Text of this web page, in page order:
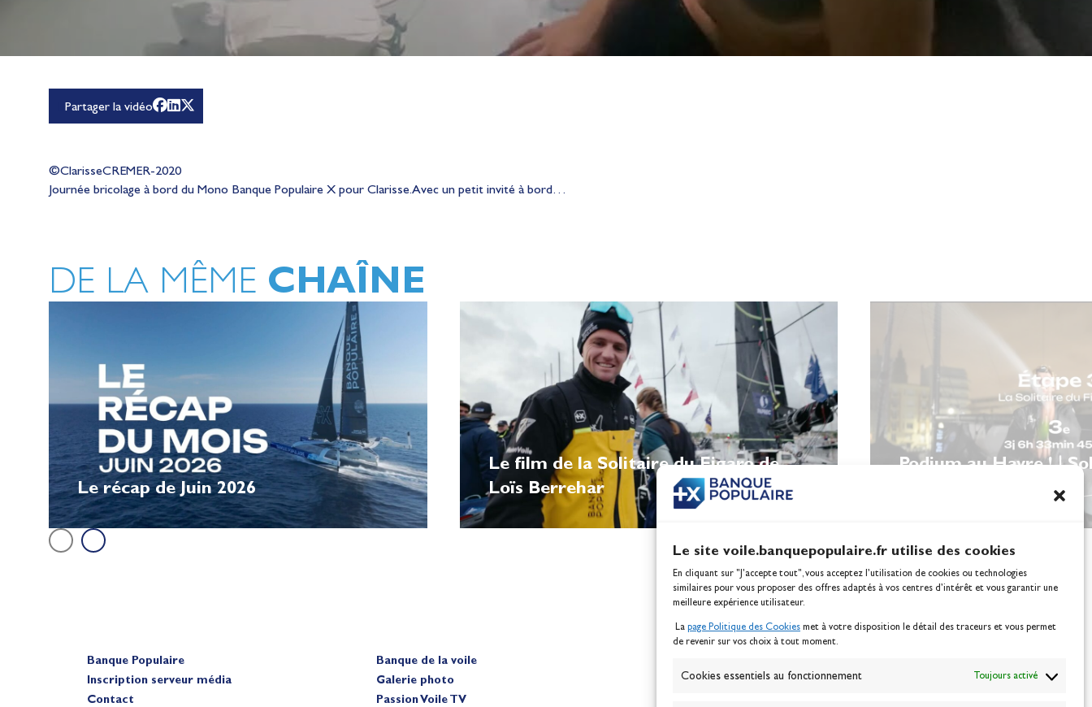
Le site voile.banquepopulaire.fr utilise des cookies
En cliquant sur "J'accepte tout", vous acceptez l’utilisation de cookies ou technologies
similaires pour vous proposer des offres adaptés à vos centres d’intérêt et vous garantir une
meilleure expérience utilisateur.
La page Politique des Cookies met à votre disposition le détail des traceurs et vous permet
de revenir sur vos choix à tout moment.
Cookies essentiels au fonctionnement Toujours activé
Partager la vidéo
©ClarisseCREMER-2020
Journée bricolage à bord du Mono Banque Populaire X pour Clarisse. Avec un petit invité à bord…
DE LA MÊME CHAÎNE
Le récap de Juin 2026
Le film de la Solitaire du Figaro de
Loïs Berrehar
Podium au Havre ! |
Banque Populaire
Inscription serveur média
Contact
Banque de la voile
Galerie photo
Passion Voile TV
ABONNEZ-VOUS